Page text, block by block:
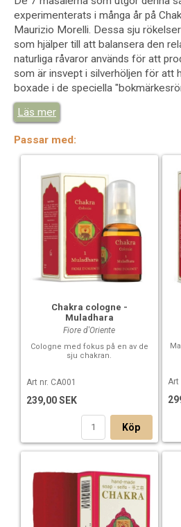
experimenterats i många år på
Maurizio Morelli. Dessa sju
som hjälper till att balansera den
naturliga råvaror används för att
som är insvept i silverhöljen för att
boxade i de speciella
med chakrasymboler och viss
Varm vinterdoft med underton av
Läs mer
Passar med:
Chakra cologne -
Muladhara
Fiore d'Oriente
Cologne med fokus på en av de
sju chakran.
Art nr. CA001
239,00 SEK
Köp
Art